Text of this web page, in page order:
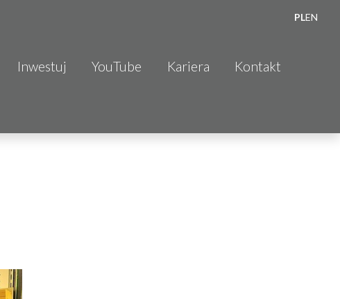
Inwestuj YouTube Kariera Kontakt
PLEN